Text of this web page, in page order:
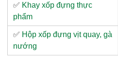
✅ Khay xốp đựng thực
phẩm
✅ Hộp xốp đựng vịt quay, gà
nướng